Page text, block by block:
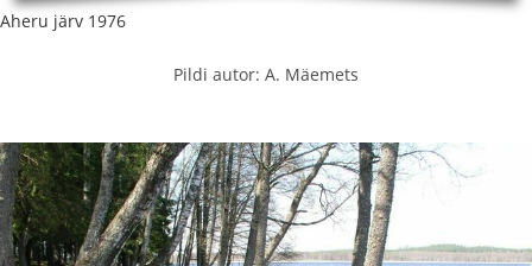
Aheru järv 1976
Pildi autor: A. Mäemets